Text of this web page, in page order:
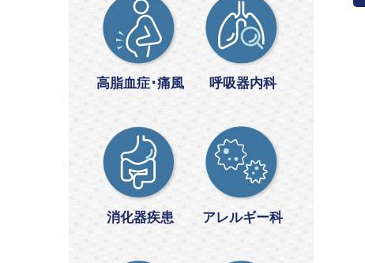
高脂血症･痛風 呼吸器内科
消化器疾患 アレルギー科